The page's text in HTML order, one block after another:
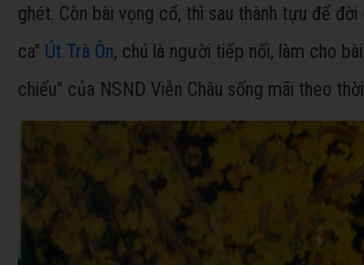
ghét. Còn bài vọng cổ, thì sau thành tựu để
ca" Út Trà Ôn, chú là người tiếp nối, làm cho
chiếu" của NSND Viễn Châu sống mãi theo